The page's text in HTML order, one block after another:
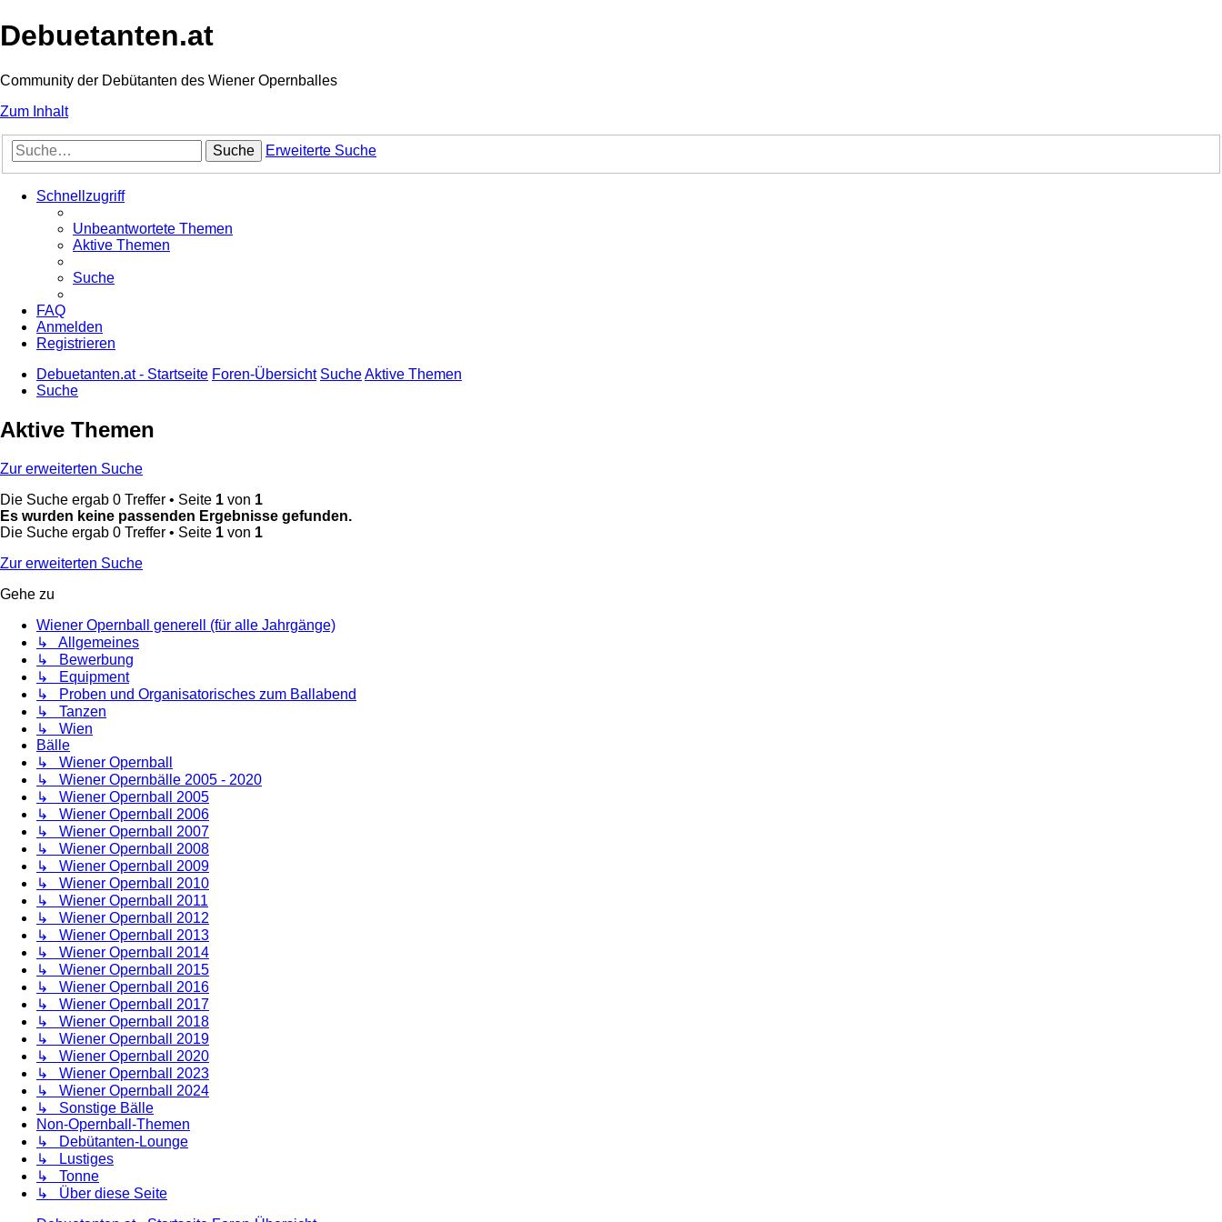
Debuetanten.at
Community der Debütanten des Wiener Opernballes
Zum Inhalt
Suche Erweiterte Suche
Schnellzugriff
Unbeantwortete Themen
Aktive Themen
Suche
FAQ
Anmelden
Registrieren
Debuetanten.at - Startseite Foren-Übersicht SucheAktive Themen
Suche
Aktive Themen
Zur erweiterten Suche
Die Suche ergab 0 Treffer • Seite 1 von 1
Es wurden keine passenden Ergebnisse gefunden.
Die Suche ergab 0 Treffer • Seite 1 von 1
Zur erweiterten Suche
Gehe zu
Wiener Opernball generell (für alle Jahrgänge)
↳ Allgemeines
↳ Bewerbung
↳ Equipment
↳ Proben und Organisatorisches zum Ballabend
↳ Tanzen
↳ Wien
Bälle
↳ Wiener Opernball
↳ Wiener Opernbälle 2005 - 2020
↳ Wiener Opernball 2005
↳ Wiener Opernball 2006
↳ Wiener Opernball 2007
↳ Wiener Opernball 2008
↳ Wiener Opernball 2009
↳ Wiener Opernball 2010
↳ Wiener Opernball 2011
↳ Wiener Opernball 2012
↳ Wiener Opernball 2013
↳ Wiener Opernball 2014
↳ Wiener Opernball 2015
↳ Wiener Opernball 2016
↳ Wiener Opernball 2017
↳ Wiener Opernball 2018
↳ Wiener Opernball 2019
↳ Wiener Opernball 2020
↳ Wiener Opernball 2023
↳ Wiener Opernball 2024
↳ Sonstige Bälle
Non-Opernball-Themen
↳ Debütanten-Lounge
↳ Lustiges
↳ Tonne
↳ Über diese Seite